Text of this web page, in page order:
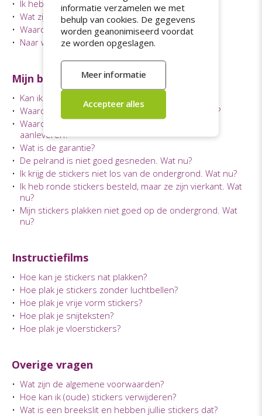
• Ik heb met spoed stickers nodig. Kan dat?
• Wat zijn de verzendkosten?
• Waarom kan het drukken niet sneller?
• Naar welke landen versturen jullie?
Mijn bestellingen
• Kan ik mijn bestelling annuleren?
• Waarom kan ik geen stickers via de mail bestellen?
• Waarom kan ik maar een ontwerp per sticker
aanleveren?
• Wat is de garantie?
• De pelrand is niet goed gesneden. Wat nu?
• Ik krijg de stickers niet los van de ondergrond. Wat nu?
• Ik heb ronde stickers besteld, maar ze zijn vierkant. Wat
nu?
• Mijn stickers plakken niet goed op de ondergrond. Wat
nu?
Instructiefilms
• Hoe kan je stickers nat plakken?
• Hoe plak je stickers zonder luchtbellen?
• Hoe plak je vrije vorm stickers?
• Hoe plak je snijteksten?
• Hoe plak je vloerstickers?
Overige vragen
• Wat zijn de algemene voorwaarden?
• Hoe kan ik (oude) stickers verwijderen?
• Wat is een breekslit en hebben jullie stickers dat?
informatie verzamelen we met
behulp van cookies. De gegevens
worden geanonimiseerd voordat
ze worden opgeslagen.